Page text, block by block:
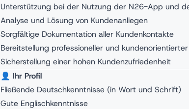
Unterstützung bei der Nutzung der N26-App und
Analyse und Lösung von Kundenanliegen
Sorgfältige Dokumentation aller Kundenkontakte
Bereitstellung professioneller und
Sicherstellung einer hohen Kundenzufriedenheit
👤 Ihr Profil
Fließende Deutschkenntnisse (in Wort und Schrift)
Gute Englischkenntnisse